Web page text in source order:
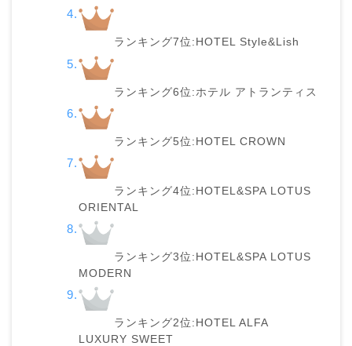
ランキング7位:HOTEL Style&Lish
ランキング6位:ホテル アトランティス
ランキング5位:HOTEL CROWN
ランキング4位:HOTEL&SPA LOTUS
ORIENTAL
ランキング3位:HOTEL&SPA LOTUS
MODERN
ランキング2位:HOTEL ALFA
LUXURY SWEET